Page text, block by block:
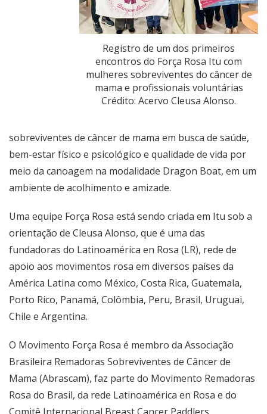
Registro de um dos primeiros
encontros do Força Rosa Itu com
mulheres sobreviventes do câncer de
mama e profissionais voluntárias
Crédito: Acervo Cleusa Alonso.
sobreviventes de câncer de mama em busca de saúde,
bem-estar físico e psicológico e qualidade de vida por
meio da canoagem na modalidade Dragon Boat, em um
ambiente de acolhimento e amizade.
Uma equipe Força Rosa está sendo criada em Itu sob a
orientação de Cleusa Alonso, que é uma das
fundadoras do Latinoamérica en Rosa (LR), rede de
apoio aos movimentos rosa em diversos países da
América Latina como México, Costa Rica, Guatemala,
Porto Rico, Panamá, Colômbia, Peru, Brasil, Uruguai,
Chile e Argentina.
O Movimento Força Rosa é membro da Associação
Brasileira Remadoras Sobreviventes de Câncer de
Mama (Abrascam), faz parte do Movimento Remadoras
Rosa do Brasil, da rede Latinoamérica en Rosa e do